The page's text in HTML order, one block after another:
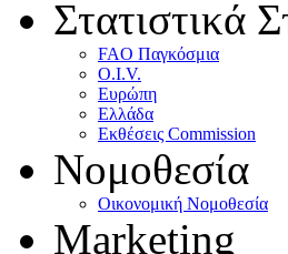
Στατιστικά
FAO Παγκόσμια
O.I.V.
Ευρώπη
Ελλάδα
Eκθέσεις Commission
Νομοθεσία
Οικονομική Νομοθεσία
Marketing